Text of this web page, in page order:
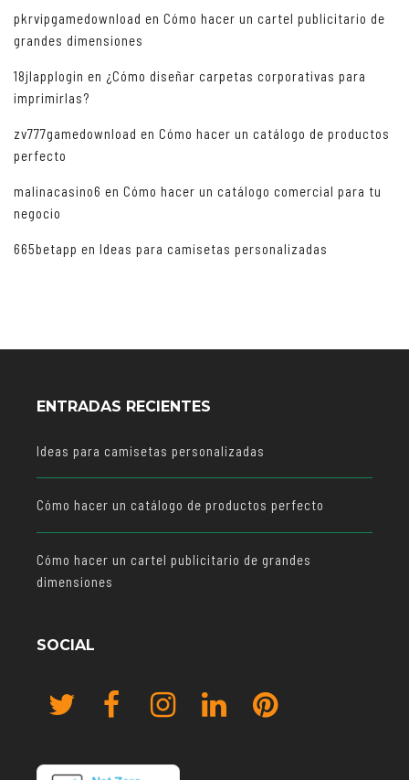
pkrvipgamedownload en Cómo hacer un cartel publicitario de
grandes dimensiones
18jlapplogin en ¿Cómo diseñar carpetas corporativas para
imprimirlas?
zv777gamedownload en Cómo hacer un catálogo de productos
perfecto
malinacasino6 en Cómo hacer un catálogo comercial para tu
negocio
665betapp en Ideas para camisetas personalizadas
ENTRADAS RECIENTES
Ideas para camisetas personalizadas
Cómo hacer un catálogo de productos perfecto
Cómo hacer un cartel publicitario de grandes
dimensiones
SOCIAL